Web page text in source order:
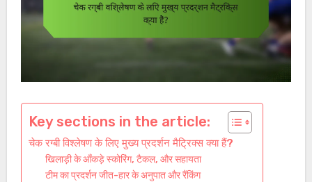
Key sections in the article:
चेक रग्बी विश्लेषण के लिए मुख्य प्रदर्शन मैट्रिक्स क्या हैं?
खिलाड़ी के आँकड़े स्कोरिंग, टैकल, और सहायता
टीम का प्रदर्शन जीत-हार के अनुपात और रैंकिंग